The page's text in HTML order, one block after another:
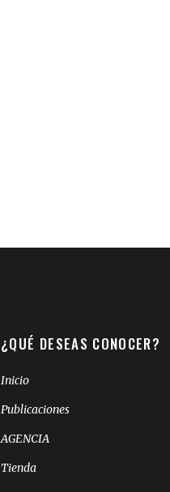
¿QUÉ DESEAS CONOCER?
Inicio
Publicaciones
AGENCIA
Tienda